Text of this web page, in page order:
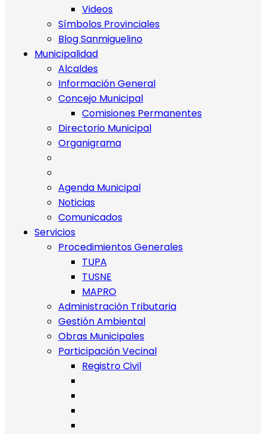
Videos
Símbolos Provinciales
Blog Sanmiguelino
Municipalidad
Alcaldes
Información General
Concejo Municipal
Comisiones Permanentes
Directorio Municipal
Organigrama
Agenda Municipal
Noticias
Comunicados
Servicios
Procedimientos Generales
TUPA
TUSNE
MAPRO
Administración Tributaria
Gestión Ambiental
Obras Municipales
Participación Vecinal
Registro Civil